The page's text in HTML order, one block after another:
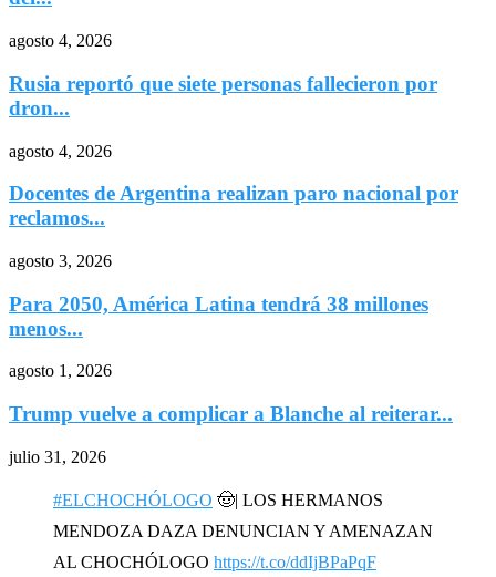
agosto 4, 2026
Rusia reportó que siete personas fallecieron por
dron...
agosto 4, 2026
Docentes de Argentina realizan paro nacional por
reclamos...
agosto 3, 2026
Para 2050, América Latina tendrá 38 millones
menos...
agosto 1, 2026
Trump vuelve a complicar a Blanche al reiterar...
julio 31, 2026
#ELCHOCHÓLOGO 🤠| LOS HERMANOS
MENDOZA DAZA DENUNCIAN Y AMENAZAN
AL CHOCHÓLOGO https://t.co/ddIjBPaPqF